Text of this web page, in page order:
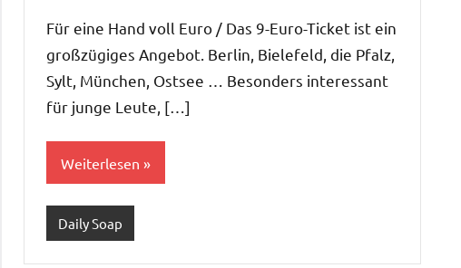
Für eine Hand voll Euro / Das 9-Euro-Ticket ist ein
großzügiges Angebot. Berlin, Bielefeld, die Pfalz,
Sylt, München, Ostsee … Besonders interessant
für junge Leute, […]
Weiterlesen
Daily Soap